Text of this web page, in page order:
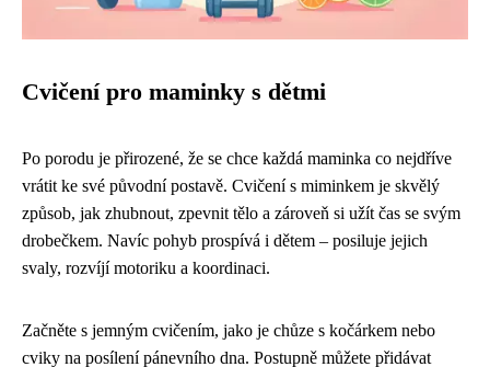
Cvičení pro maminky s dětmi
Po porodu je přirozené, že se chce každá maminka co nejdříve
vrátit ke své původní postavě. Cvičení s miminkem je skvělý
způsob, jak zhubnout, zpevnit tělo a zároveň si užít čas se svým
drobečkem. Navíc pohyb prospívá i dětem – posiluje jejich
svaly, rozvíjí motoriku a koordinaci.
Začněte s jemným cvičením, jako je chůze s kočárkem nebo
cviky na posílení pánevního dna. Postupně můžete přidávat